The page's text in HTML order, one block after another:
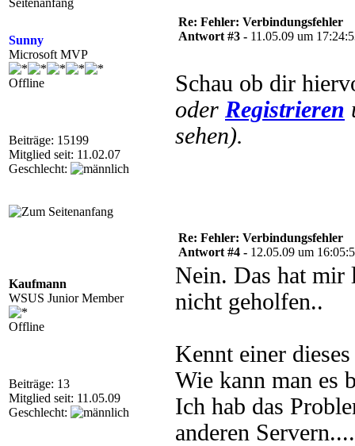
bei
bei
bei
Weitere Informationen über die Hilfe- und
Sunny
Microsoft MVP
Offline
Beiträge: 15199
Mitglied seit: 11.02.07
Geschlecht:
Re: Fehler: Verbindungsfehler
Antwort #3 - 11.05.09 um
Schau ob dir
oder Registrieren
sehen).
Kaufmann
WSUS Junior Member
Offline
Beiträge: 13
Mitglied seit: 11.05.09
Geschlecht:
Re: Fehler: Verbindungsfehler
Antwort #4 - 12.05.09 um
Nein. Das hat mir
nicht geholfen..
Kennt einer
Wie kann man es
Ich hab das
anderen